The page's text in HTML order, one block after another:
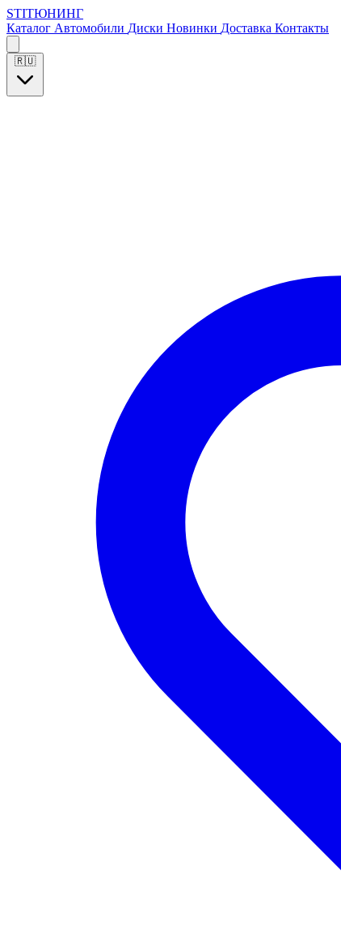
STIТЮНИНГ
Каталог Автомобили Диски Новинки Доставка Контакты
🇷🇺